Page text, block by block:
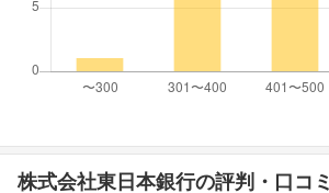
株式会社東日本銀行の評判・口コミ